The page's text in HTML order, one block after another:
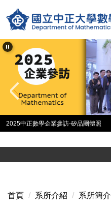
到
主
要
2025中正數學企業參訪-矽品團體照
首頁 系所介紹 系所簡介